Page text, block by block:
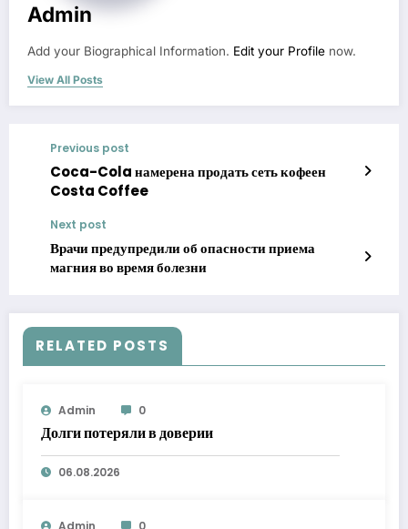
Admin
Add your Biographical Information. Edit your Profile now.
View All Posts
Previous post
Coca-Cola намерена продать сеть кофеен
Costa Coffee
Next post
Врачи предупредили об опасности приема
магния во время болезни
RELATED POSTS
Admin 0
Долги потеряли в доверии
06.08.2026